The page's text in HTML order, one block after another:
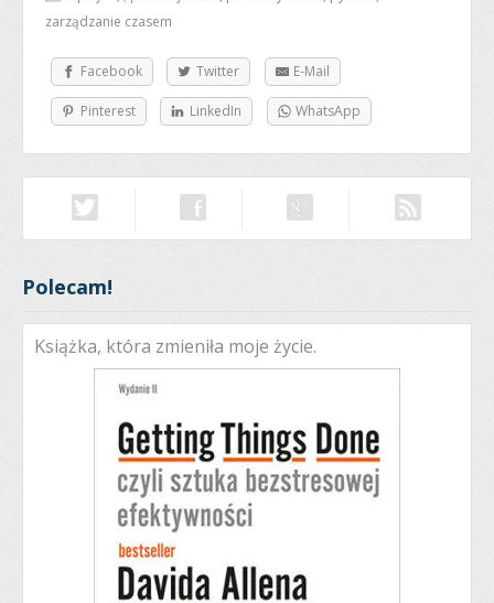
zarządzanie czasem
Facebook Twitter E-Mail
Pinterest LinkedIn WhatsApp
Polecam!
Książka, która zmieniła moje życie.